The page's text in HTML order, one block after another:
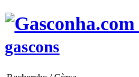
gascons